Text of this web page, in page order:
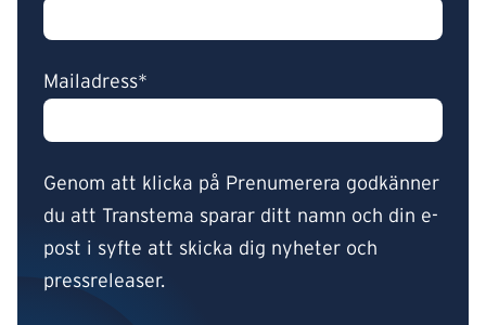
Mailadress*
Genom att klicka på Prenumerera godkänner
du att Transtema sparar ditt namn och din e-
post i syfte att skicka dig nyheter och
pressreleaser.